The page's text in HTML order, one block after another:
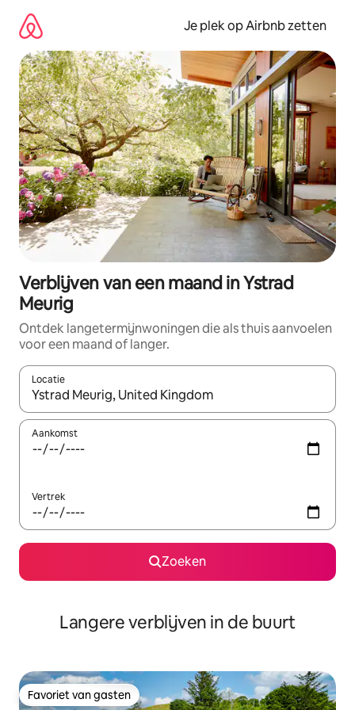
direct
naar
inhoud
Je plek op Airbnb zetten
Verblijven van een maand in Ystrad
Meurig
Ontdek langetermijnwoningen die als thuis aanvoelen
voor een maand of langer.
Locatie
Wanneer er resultaten beschikbaar zijn, maak je een keuze
Aankomst
Vertrek
Zoeken
Langere verblijven in de buurt
Favoriet van gasten
Favoriet van gasten